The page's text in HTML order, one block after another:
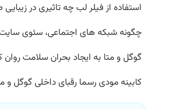
استفاده از فیلر لب چه تاثیری در زیبایی
چگونه شبکه های اجتماعی، سئوی سایت
گوگل و متا به ایجاد بحران سلامت روان
کابینه مودی رسما رقبای داخلی گوگل و